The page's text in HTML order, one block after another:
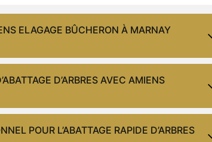
ELAGAGE BÛCHERON À MARNAY
D’ARBRES AVEC AMIENS
POUR L’ABATTAGE RAPIDE D’ARBRES